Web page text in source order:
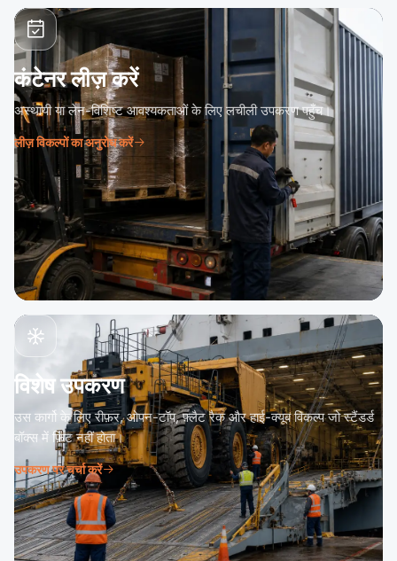
कंटेनर लीज़ करें
अस्थायी या लेन-विशिष्ट आवश्यकताओं के लिए लचीली उपकरण पहुँच।
लीज़ विकल्पों का अनुरोध करें
विशेष उपकरण
उस कार्गो के लिए रीफ़र, ओपन-टॉप, फ़्लैट रैक और हाई-क्यूब विकल्प जो स्टैंडर्ड
बॉक्स में फ़िट नहीं होता।
उपकरण पर चर्चा करें